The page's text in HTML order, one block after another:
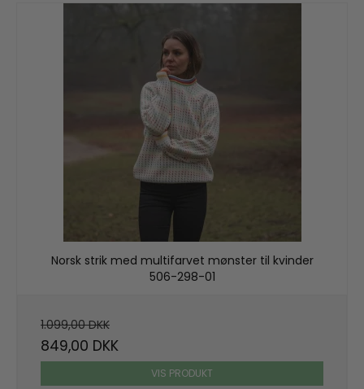
Norsk strik med multifarvet mønster til kvinder
506-298-01
1.099,00 DKK
849,00 DKK
VIS PRODUKT